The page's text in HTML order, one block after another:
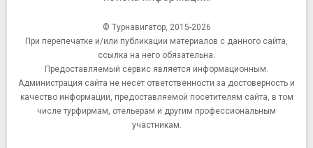
© Турнавигатор, 2015-2026
При перепечатке и/или публикации материалов с данного сайта,
ссылка на него обязательна.
Предоставляемый сервис является информационным.
Администрация сайта не несет ответственности за достоверность и
качество информации, предоставляемой посетителям сайта, в том
числе турфирмам, отельерам и другим профессиональным
участникам.